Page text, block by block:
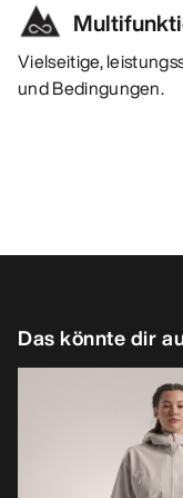
Vielseitige,
und Bedingungen.
Das könnte dir